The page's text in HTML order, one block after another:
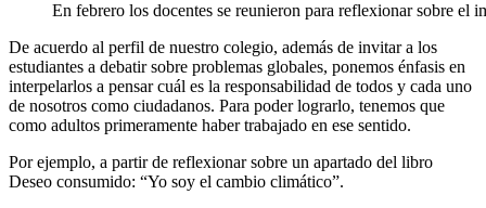
En febrero los docentes se reunieron para reflexionar sobre el
De acuerdo al perfil de nuestro colegio, además de invitar a los
estudiantes a debatir sobre problemas globales, ponemos énfasis en
interpelarlos a pensar cuál es la responsabilidad de todos y cada uno
de nosotros como ciudadanos. Para poder lograrlo, tenemos que
como adultos primeramente haber trabajado en ese sentido.
Por ejemplo, a partir de reflexionar sobre un apartado del libro
Deseo consumido: “Yo soy el cambio climático”.